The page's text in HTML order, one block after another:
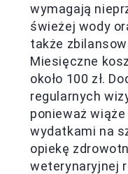
wymagają
świeżej wody
także
Miesięczne
około 100 zł.
regularnych
ponieważ
wydatkami na
opiekę
weterynaryjnej